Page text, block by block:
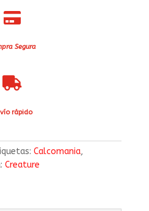

Segura

rápido
Calcomania,
Creature